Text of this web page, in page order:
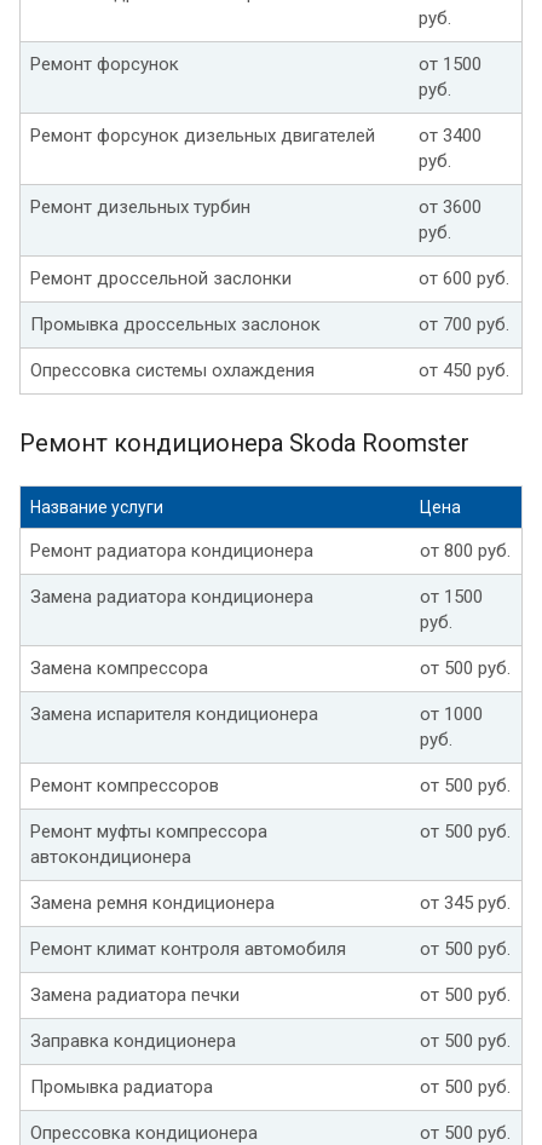
руб.
Ремонт форсунок
от 1500
руб.
Ремонт форсунок дизельных двигателей
от 3400
руб.
Ремонт дизельных турбин
от 3600
руб.
Ремонт дроссельной заслонки от 600 руб.
Промывка дроссельных заслонок от 700 руб.
Опрессовка системы охлаждения от 450 руб.
Ремонт кондиционера Skoda Roomster
Название услуги Цена
Ремонт радиатора кондиционера от 800 руб.
Замена радиатора кондиционера
от 1500
руб.
Замена компрессора от 500 руб.
Замена испарителя кондиционера
от 1000
руб.
Ремонт компрессоров от 500 руб.
Ремонт муфты компрессора
автокондиционера
от 500 руб.
Замена ремня кондиционера от 345 руб.
Ремонт климат контроля автомобиля от 500 руб.
Замена радиатора печки от 500 руб.
Заправка кондиционера от 500 руб.
Промывка радиатора от 500 руб.
Опрессовка кондиционера от 500 руб.